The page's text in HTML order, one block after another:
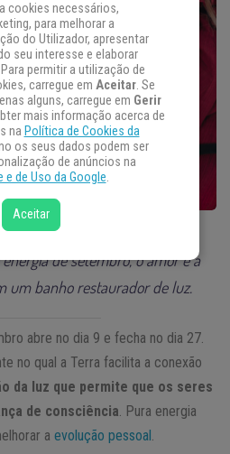
de setembro, o amor e a
um banho restaurador de luz.
abre no dia 9 e fecha no dia 27.
no qual a Terra facilita a conexão
da luz que permite que os seres
de consciência . Pura energia
a evolução pessoal
cookies necessários,
para melhorar a
do Utilizador, apresentar
seu interesse e elaborar
permitir a utilização de
carregue em Aceitar. Se
alguns, carregue em Gerir
mais informação acerca de
na Política de Cookies da
os seus dados podem ser
de anúncios na
e de Uso da Google.
Aceitar